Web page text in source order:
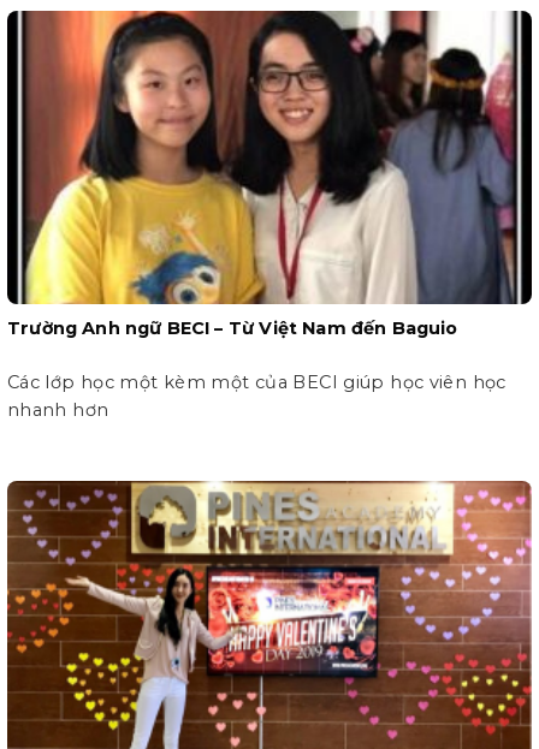
Trường Anh ngữ BECI – Từ Việt Nam đến Baguio
Các lớp học một kèm một của BECI giúp học viên học
nhanh hơn